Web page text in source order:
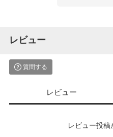
レビュー
質問する
レビュー
レビュー投稿